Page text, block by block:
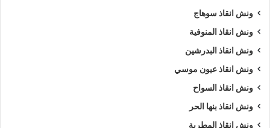
ونش انقاذ سوهاج
ونش انقاذ المنوفية
ونش انقاذ البدرشين
ونش انقاذ عيون موسي
ونش انقاذ السواح
ونش انقاذ بنها الحر
ونش انقاذ المطرية